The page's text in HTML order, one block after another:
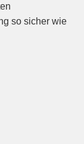
so sicher wie